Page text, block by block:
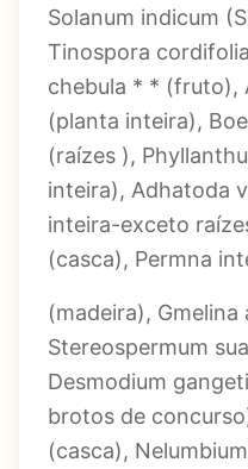
Solanum indicum
Tinospora
chebula * * (fruto),
(planta inteira),
(raízes ),
inteira), Adhatoda
inteira-exceto
(casca), Permna
(madeira),
Stereospermum
Desmodium
brotos de
(casca),